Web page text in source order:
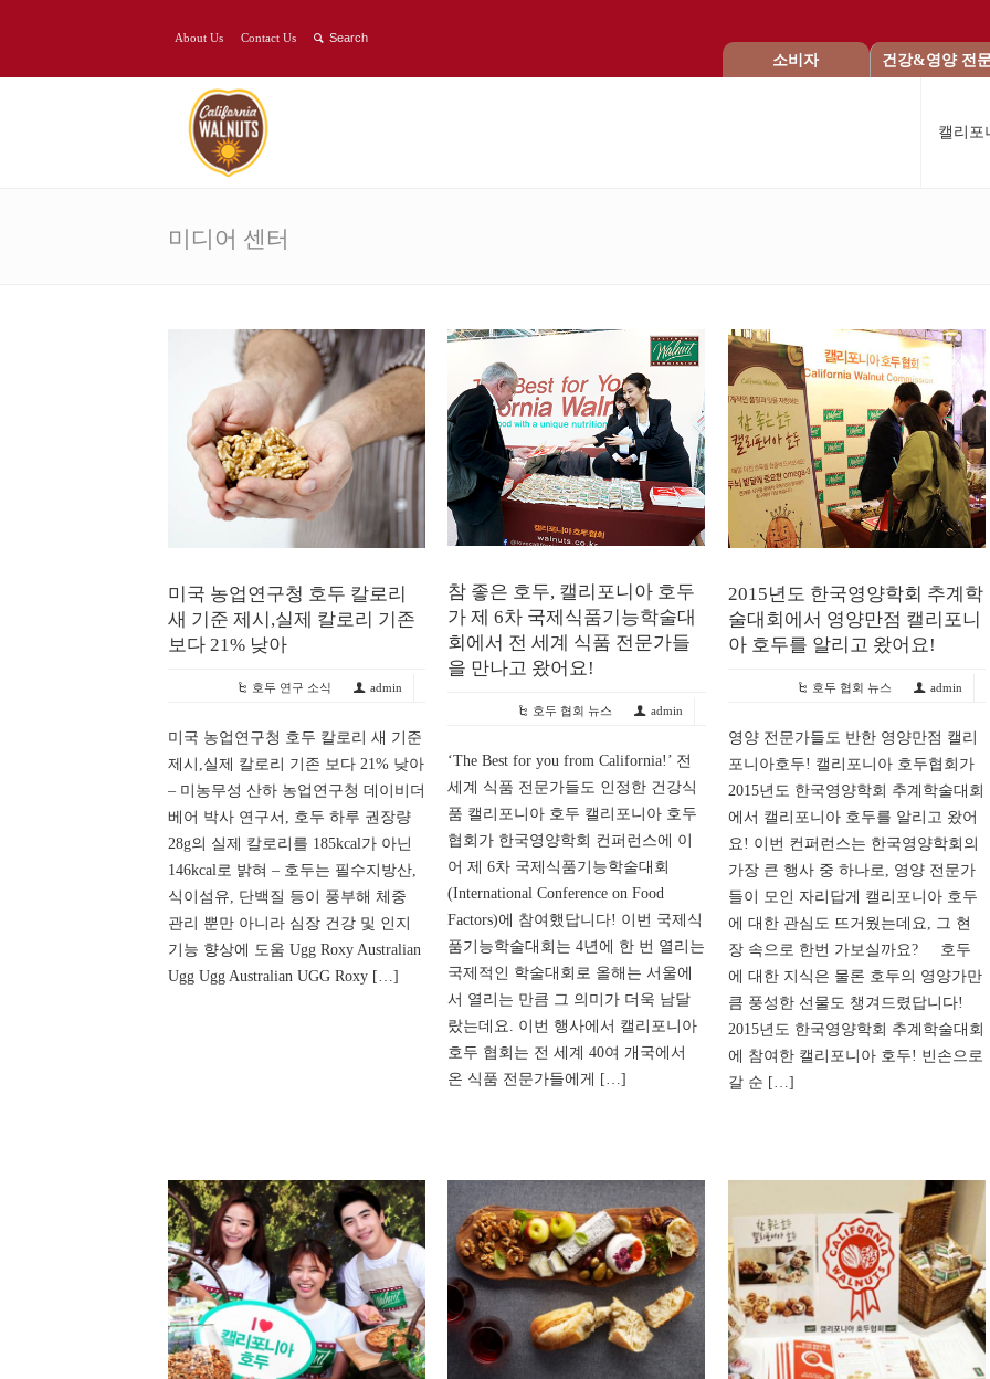
About Us Contact Us
소비자 건강&영양 전
캘리포
미디어 센터
미국 농업연구청 호두 칼로리
새 기준 제시,실제 칼로리 기존
보다 21% 낮아
admin
호두 연구 소식
미국 농업연구청 호두 칼로리 새 기준
제시,실제 칼로리 기존 보다 21% 낮아
– 미농무성 산하 농업연구청 데이비더
베어 박사 연구서, 호두 하루 권장량
28g의 실제 칼로리를 185kcal가 아닌
146kcal로 밝혀 – 호두는 필수지방산,
식이섬유, 단백질 등이 풍부해 체중
관리 뿐만 아니라 심장 건강 및 인지
기능 향상에 도움 Ugg Roxy Australian
Ugg Ugg Australian UGG Roxy […]
참 좋은 호두, 캘리포니아 호두
가 제 6차 국제식품기능학술대
회에서 전 세계 식품 전문가들
을 만나고 왔어요!
admin
호두 협회 뉴스
‘The Best for you from California!’ 전
세계 식품 전문가들도 인정한 건강식
품 캘리포니아 호두 캘리포니아 호두
협회가 한국영양학회 컨퍼런스에 이
어 제 6차 국제식품기능학술대회
(International Conference on Food
Factors)에 참여했답니다! 이번 국제식
품기능학술대회는 4년에 한 번 열리는
국제적인 학술대회로 올해는 서울에
서 열리는 만큼 그 의미가 더욱 남달
랐는데요. 이번 행사에서 캘리포니아
호두 협회는 전 세계 40여 개국에서
온 식품 전문가들에게 […]
2015년도 한국영양학회 추계학
술대회에서 영양만점 캘리포니
아 호두를 알리고 왔어요!
admin
호두 협회 뉴스
영양 전문가들도 반한 영양만점 캘리
포니아호두! 캘리포니아 호두협회가
2015년도 한국영양학회 추계학술대회
에서 캘리포니아 호두를 알리고 왔어
요! 이번 컨퍼런스는 한국영양학회의
가장 큰 행사 중 하나로, 영양 전문가
들이 모인 자리답게 캘리포니아 호두
에 대한 관심도 뜨거웠는데요, 그 현
장 속으로 한번 가보실까요? 호두
에 대한 지식은 물론 호두의 영양가만
큼 풍성한 선물도 챙겨드렸답니다!
2015년도 한국영양학회 추계학술대회
에 참여한 캘리포니아 호두! 빈손으로
갈 순 […]